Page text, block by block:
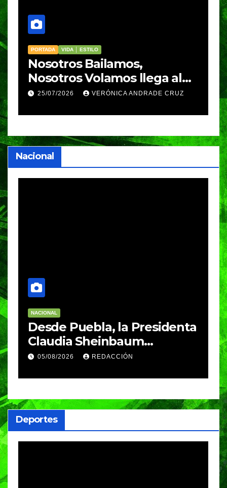
PORTADA VIDA │ ESTILO
Nosotros Bailamos,
Nosotros Volamos llega al
GIFF
25/07/2026 VERÓNICA ANDRADE CRUZ
Nacional
NACIONAL
Desde Puebla, la Presidenta
Claudia Sheinbaum
arrancará la Jornada
05/08/2026 REDACCIÓN
Deportes